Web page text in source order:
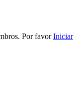
Por favorIniciar